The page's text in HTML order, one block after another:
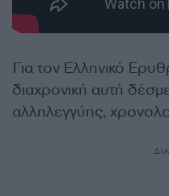
Για τον Ελληνικό
διαχρονική αυτή
αλληλεγγύης,